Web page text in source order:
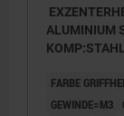
ALUMINIUM
KOMP:STAHL
FARBE
GEWINDE=M3